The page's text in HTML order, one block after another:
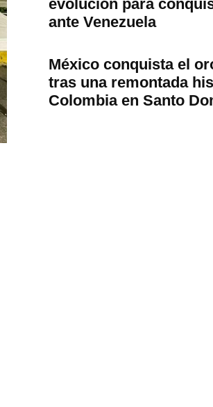
evolución para
ante Venezuela
México conquista el
tras una remontada
Colombia en Santo